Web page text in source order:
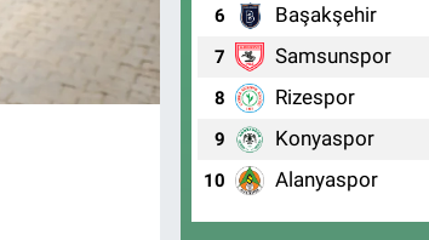
6 Başakşehir
7 Samsunspor
8 Rizespor
9 Konyaspor
10 Alanyaspor